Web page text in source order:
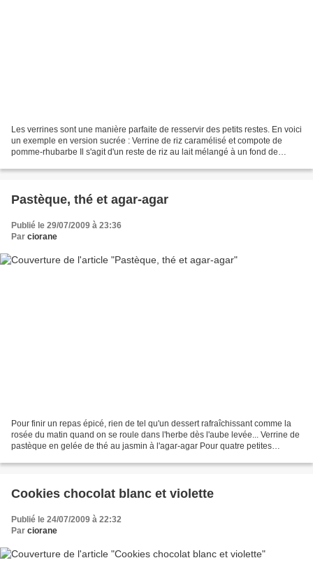
Les verrines sont une manière parfaite de resservir des petits restes. En voici
un exemple en version sucrée : Verrine de riz caramélisé et compote de
pomme-rhubarbe Il s'agit d'un reste de riz au lait mélangé à un fond de
Pastèque, thé et agar-agar
Publié le 29/07/2009 à 23:36
Par ciorane
Pour finir un repas épicé, rien de tel qu'un dessert rafraîchissant comme la
rosée du matin quand on se roule dans l'herbe dès l'aube levée... Verrine de
pastèque en gelée de thé au jasmin à l'agar-agar Pour quatre petites
Cookies chocolat blanc et violette
Publié le 24/07/2009 à 22:32
Par ciorane